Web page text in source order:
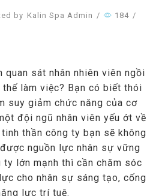
by Kalin Spa Admin / 184 /
quan sát nhân nhiên viên ngồi
làm việc? Bạn có biết thói
suy giảm chức năng của cơ
đội ngũ nhân viên yếu ớt về
thần công ty bạn sẽ không
nguồn lực nhân sự vững
ty lớn mạnh thì cần chăm sóc
cho nhân sự sáng tạo, cống
lực trí tuệ.